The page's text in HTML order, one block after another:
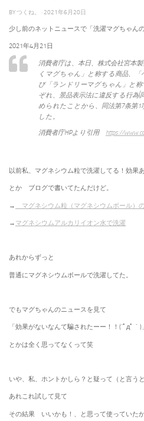
BYつくね。 · 2021年6月20日
少し前のネットニュースで「洗濯マグちゃん
2021年4月21日
消費者庁は、本日、株式会社宮本
くマグちゃん」と称する商品、
び「ランドリーマグちゃん」と
ぞれ、景品表示法に違反する行為(
められたことから、同法第7条第1
した。
消費者庁HPより引用 https://
以前私、マグネシウム粒で洗濯してる！効果
とか ブログで書いてたんだけど。
→ マグネシウム粒（マグネシウムボール）
→ マグネシウムアルカリイオン水で洗濯
あれからずっと
普通にマグネシウムボールで洗濯してた。
でもマグちゃんのニュースを見て
「効果がないなんて騙されたーー！！(´ﾟдﾟ｀)」
とかは全く思ってなくって笑
いや、私、ホントかしら？と疑って（と言う
あれこれ試して見て
その結果 いいかも！、と思って使っていたか